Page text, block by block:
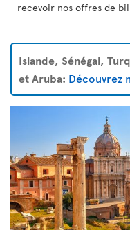
recevoir nos offres de
Islande, Sénégal,
et Aruba: Découvrez